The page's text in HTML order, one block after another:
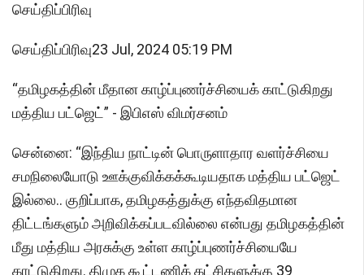
செய்திப்பிரிவு
செய்திப்பிரிவு23 Jul, 2024 05:19 PM
“தமிழகத்தின் மீதான காழ்ப்புணர்ச்சியைக் காட்டுகிறது
மத்திய பட்ஜெட்” - இபிஎஸ் விமர்சனம்
சென்னை: “இந்திய நாட்டின் பொருளாதார வளர்ச்சியை
சமநிலையோடு ஊக்குவிக்கக்கூடியதாக மத்திய பட்ஜெட்
இல்லை.. குறிப்பாக, தமிழகத்துக்கு எந்தவிதமான
திட்டங்களும் அறிவிக்கப்படவில்லை என்பது தமிழகத்தின்
மீது மத்திய அரசுக்கு உள்ள காழ்ப்புணர்ச்சியையே
காட்டுகிறது. திமுக கூட்டணிக் கட்சிகளுக்கு 39